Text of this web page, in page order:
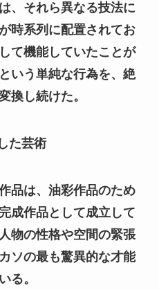
、それら異なる技法に
時系列に配置されてお
て機能していたことが
いう単純な行為を、絶
換し続けた。
た芸術
品は、油彩作品のため
成作品として成立して
物の性格や空間の緊張
ソの最も驚異的な才能
る。